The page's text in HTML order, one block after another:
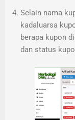
Selain nama
kadaluarsa
berapa kupon
dan status